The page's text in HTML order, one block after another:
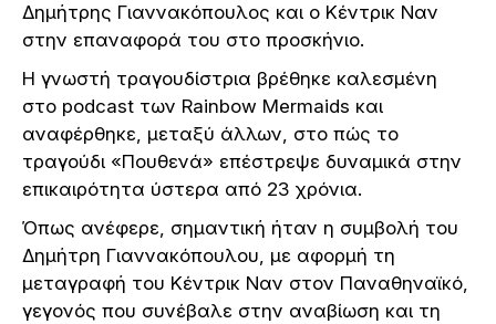
Δημήτρης Γιαννακόπουλος και ο Κέντρικ Ναν
στην επαναφορά του στο προσκήνιο.
Η γνωστή τραγουδίστρια βρέθηκε καλεσμένη
στο podcast των Rainbow Mermaids και
αναφέρθηκε, μεταξύ άλλων, στο πώς το
τραγούδι «Πουθενά» επέστρεψε δυναμικά στην
επικαιρότητα ύστερα από 23 χρόνια.
Όπως ανέφερε, σημαντική ήταν η συμβολή του
Δημήτρη Γιαννακόπουλου, με αφορμή τη
μεταγραφή του Κέντρικ Ναν στον Παναθηναϊκό,
γεγονός που συνέβαλε στην αναβίωση και τη